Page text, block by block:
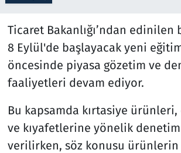
Ticaret Bakanlığı’ndan edinilen
8 Eylül'de başlayacak yeni
öncesinde piyasa gözetim ve
faaliyetleri devam ediyor.
Bu kapsamda kırtasiye ürünleri,
ve kıyafetlerine yönelik
verilirken, söz konusu ürünlerin
Televizyon